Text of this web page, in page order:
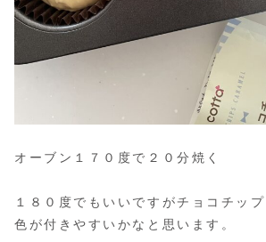
オーブン１７０度で２０分焼く
１８０度でもいいですがチョコチッ
色が付きやすいかなと思います。